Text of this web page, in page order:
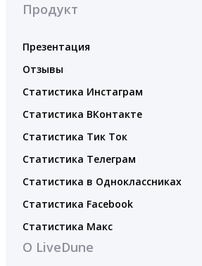
Продукт
Презентация
Отзывы
Статистика Инстаграм
Статистика ВКонтакте
Статистика Тик Ток
Статистика Телеграм
Статистика в Одноклассниках
Статистика Facebook
Статистика Макс
О LiveDune